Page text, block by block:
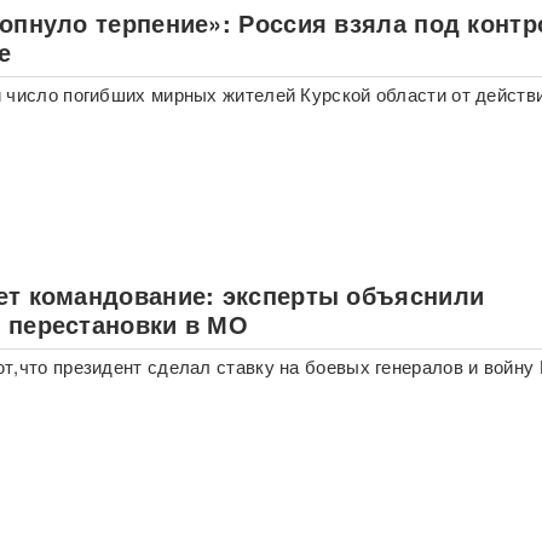
терпение»: Россия взяла под
погибших мирных жителей Курской области от
командование: эксперты объяснили
в МО
президент сделал ставку на боевых генералов и